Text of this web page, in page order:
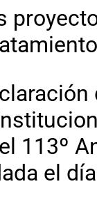
113º
el